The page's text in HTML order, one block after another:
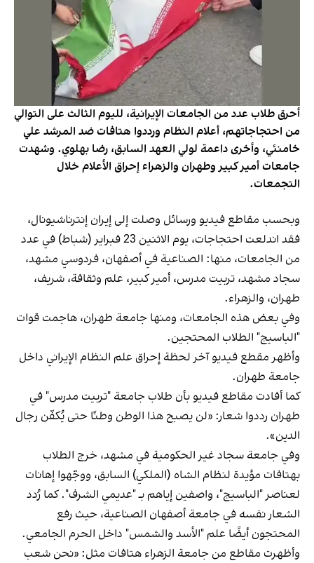
أحرق طلاب عدد من الجامعات الإيرانية، لليوم الثالث على التوالي
من احتجاجاتهم، أعلام النظام ورددوا هتافات ضد المرشد علي
خامنئي، وأخرى داعمة لولي العهد السابق، رضا بهلوي. وشهدت
جامعات أمير كبير وطهران والزهراء إحراق الأعلام خلال
التجمعات.
وبحسب مقاطع فيديو ورسائل وصلت إلى إيران إنترناشيونال،
فقد اندلعت احتجاجات، يوم الاثنين 23 فبراير (شباط) في عدد
من الجامعات، منها: الصناعية في أصفهان، فردوسي مشهد،
سجاد مشهد، تربيت مدرس، أمير كبير، علم وثقافة، شريف،
طهران، والزهراء.
وفي بعض هذه الجامعات، ومنها جامعة طهران، هاجمت قوات
"الباسيج" الطلاب المحتجين.
وأظهر مقطع فيديو آخر لحظة إحراق علم النظام الإيراني داخل
جامعة طهران.
كما أفادت مقاطع فيديو بأن طلاب جامعة "تربيت مدرس" في
طهران رددوا شعار: «لن يصبح هذا الوطن وطنًا حتى يُكفّن رجال
الدين».
وفي جامعة سجاد غير الحكومية في مشهد، خرج الطلاب
بهتافات مؤيدة لنظام الشاه (الملكي) السابق، ووجّهوا إهانات
لعناصر "الباسيج"، واصفين إياهم بـ "عديمي الشرف". كما رُدد
الشعار نفسه في جامعة أصفهان الصناعية، حيث رفع
المحتجون أيضًا علم "الأسد والشمس" داخل الحرم الجامعي.
وأظهرت مقاطع من جامعة الزهراء هتافات مثل: «نحن شعب